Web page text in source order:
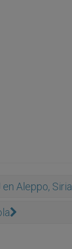
Aleppo, Siria